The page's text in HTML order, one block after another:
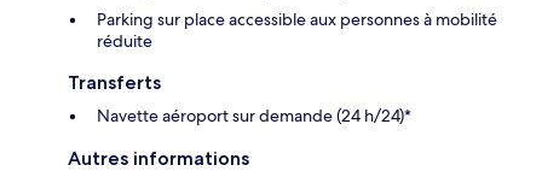
Parking sur place accessible aux personnes à mobilité
réduite
Transferts
Navette aéroport sur demande (24 h/24)*
Autres informations